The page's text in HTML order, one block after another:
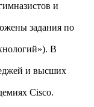
и
задания по
В
и высших
Cisco.